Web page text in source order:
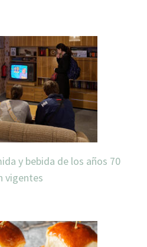
y bebida de los años 70
vigentes